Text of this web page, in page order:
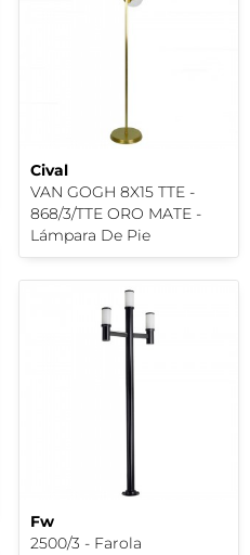
Cival
VAN GOGH 8X15 TTE -
868/3/TTE ORO MATE -
Lámpara De Pie
Fw
2500/3 - Farola